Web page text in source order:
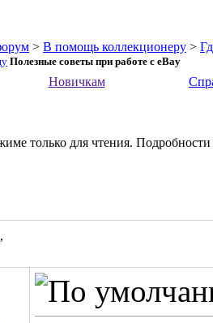
> В помощь коллекционеру >
Полезные советы при работе с eBay
Новичкам
только для чтения.